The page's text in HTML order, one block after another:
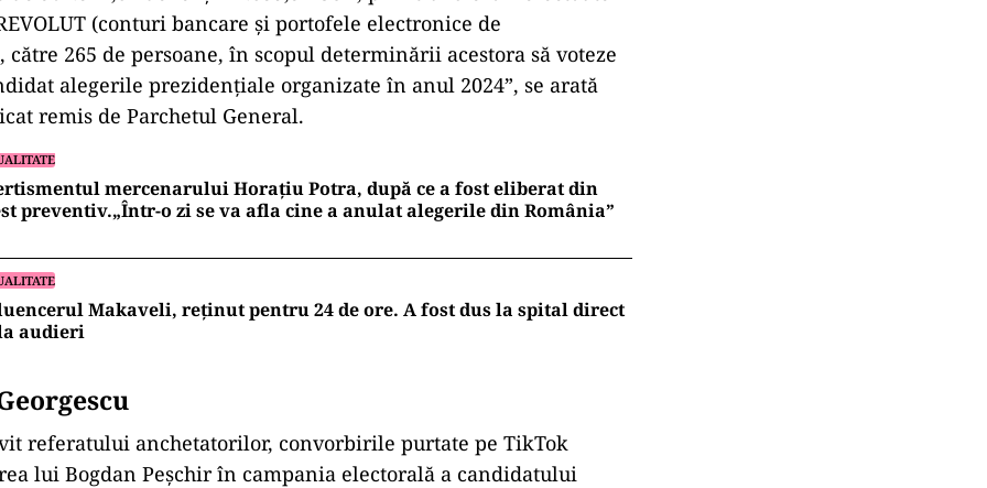
(conturi bancare și portofele electronice de
către 265 de persoane, în scopul determinării acestora să voteze
alegerile prezidențiale organizate în anul 2024”, se arată
remis de Parchetul General.
mercenarului Horațiu Potra, după ce a fost eliberat din
preventiv.„Într-o zi se va afla cine a anulat alegerile din România”
Makaveli, reținut pentru 24 de ore. A fost dus la spital direct
audieri
referatului anchetatorilor, convorbirile purtate pe TikTok
lui Bogdan Peșchir în campania electorală a candidatului